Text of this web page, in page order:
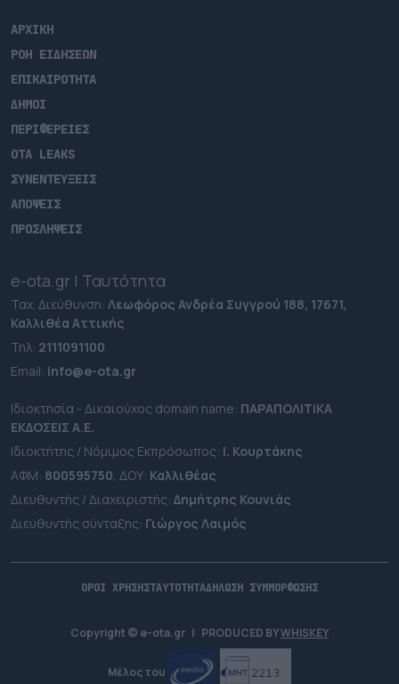
ΑΡΧΙΚΗ
ΡΟΗ ΕΙΔΗΣΕΩΝ
ΕΠΙΚΑΙΡΟΤΗΤΑ
ΔΗΜΟΙ
ΠΕΡΙΦΕΡΕΙΕΣ
OTA LEAKS
ΣΥΝΕΝΤΕΥΞΕΙΣ
ΑΠΟΨΕΙΣ
ΠΡΟΣΛΗΨΕΙΣ
e-ota.gr | Ταυτότητα
Ταχ. Διεύθυνση: Λεωφόρος Ανδρέα Συγγρού 188, 17671,
Καλλιθέα Αττικής
Τηλ: 2111091100
Εmail: info@e-ota.gr
Ιδιοκτησία - Δικαιούχος domain name: ΠΑΡΑΠΟΛΙΤΙΚΑ
ΕΚΔΟΣΕΙΣ A.E.
Ιδιοκτήτης / Νόμιμος Εκπρόσωπος: Ι. Κουρτάκης
ΑΦΜ: 800595750, ΔΟΥ: Καλλιθέας
Διευθυντής / Διαχειριστής: Δημήτρης Κουνιάς
Διευθυντής σύνταξης: Γιώργος Λαιμός
ΟΡΟΙ ΧΡΗΣΗΣΤΑΥΤΟΤΗΤΑΔΗΛΩΣΗ ΣΥΜΜΟΡΦΩΣΗΣ
Copyright © e-ota.gr | PRODUCED BYWHISKEY
Μέλος του